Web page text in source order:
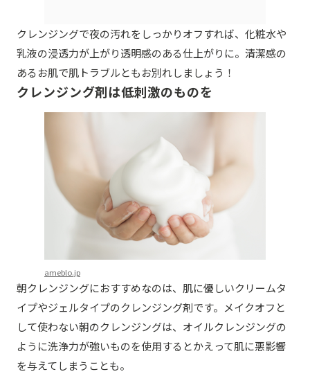
クレンジングで夜の汚れをしっかりオフすれば、化粧水や
乳液の浸透力が上がり透明感のある仕上がりに。清潔感の
あるお肌で肌トラブルともお別れしましょう！
クレンジング剤は低刺激のものを
ameblo.jp
朝クレンジングにおすすめなのは、肌に優しいクリームタ
イプやジェルタイプのクレンジング剤です。メイクオフと
して使わない朝のクレンジングは、オイルクレンジングの
ように洗浄力が強いものを使用するとかえって肌に悪影響
を与えてしまうことも。